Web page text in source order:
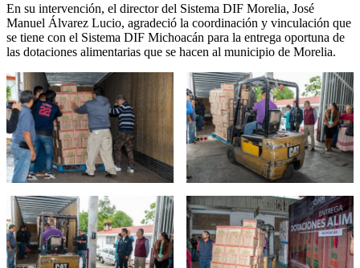
En su intervención, el director del Sistema DIF Morelia, José
Manuel Álvarez Lucio, agradeció la coordinación y vinculación que
se tiene con el Sistema DIF Michoacán para la entrega oportuna de
las dotaciones alimentarias que se hacen al municipio de Morelia.